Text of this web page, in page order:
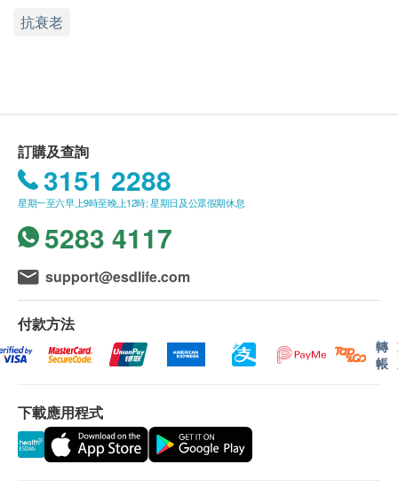
功效
改變由現在開始，NeoYouth美康萊NMN 15000五
重逆齡新配方，助你由內至外重拾年輕活力!
每天服用1粒 NeoYouth美康萊NMN15000膠囊
椰菜花或16公斤牛油果 或114公斤蝦的NMN含
量，功效顯著。
科研為本，多重認證， 安全可靠
日本研發及生產
日本優良生產規範(GMP)認證的藥廠製造
證
NMN純度更達100% (每批純度可能有異，均在
99%以上)
訊號懸掛或黑色暴雨警告生效時，送貨服務時間將
會延遲。
所有訂單須視乎相關貨品的供應情況再作最後確
單上的貨品，健康網購health.ESDlife有權拒絕接
受該訂單，並且會於送貨前透過電話或電郵通知顧
貨品質量保證，於顧客收到產品當日起計，使用
退換條款：
當顧客收取已訂購之貨品時，有責任檢查貨品是否
抗衰老
訂購及查詢
3151 2288
星期一至六早上9時至晚上12時; 星期日及公眾假期休息
5283 4117
support@esdlife.com
付款方法
轉
帳
下載應用程式